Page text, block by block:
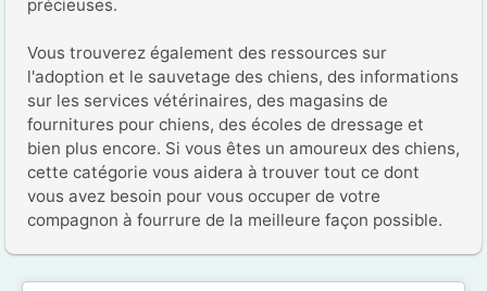
précieuses.
Vous trouverez également des ressources sur
l'adoption et le sauvetage des chiens, des informations
sur les services vétérinaires, des magasins de
fournitures pour chiens, des écoles de dressage et
bien plus encore. Si vous êtes un amoureux des chiens,
cette catégorie vous aidera à trouver tout ce dont
vous avez besoin pour vous occuper de votre
compagnon à fourrure de la meilleure façon possible.